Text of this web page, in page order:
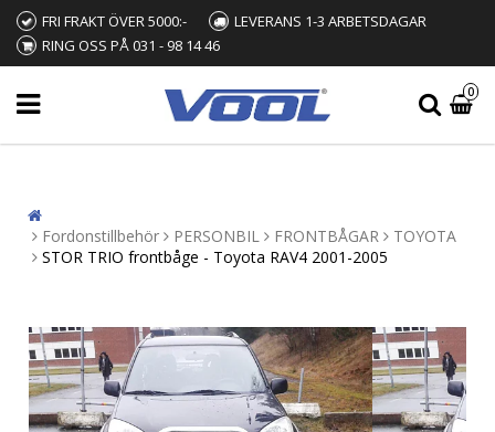
FRI FRAKT ÖVER 5000:-
LEVERANS 1-3 ARBETSDAGAR
RING OSS PÅ 031 - 98 14 46
0
Fordonstillbehör PERSONBIL FRONTBÅGAR
TOYOTA
STOR TRIO frontbåge - Toyota RAV4 2001-2005